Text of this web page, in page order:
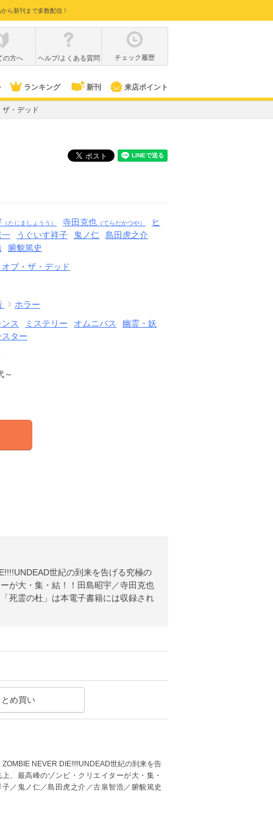
ら新刊まで多数配信！
の方へ ヘルプ/よくある質問 チェック履歴
ランキング 新刊 来店ポイント
ザ・デッド
（たじましょうう） 寺田克也 （てらだかつや）
ヒ
一
うぐいす祥子 鬼ノ仁
島田虎之介
腑貌篤史
ブ・ザ・デッド
ホラー
ス
ミステリー オムニバス
幽霊・妖
ター
～
世紀の到来を告げる究極の
が大・集・結！！田島昭宇／寺田克也
死霊の杜」は本電子書籍には収録され
め買い
NEVER DIE!!!!UNDEAD世紀の到来を告
、最高峰のゾンビ・クリエイターが大・集・
／鬼ノ仁／島田虎之介／古泉智浩／腑貌篤史